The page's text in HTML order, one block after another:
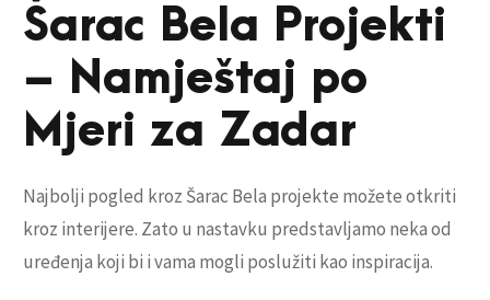
Šarac Bela Projekti
– Namještaj po
Mjeri za Zadar
Najbolji pogled kroz Šarac Bela projekte možete otkriti
kroz interijere. Zato u nastavku predstavljamo neka od
uređenja koji bi i vama mogli poslužiti kao inspiracija.